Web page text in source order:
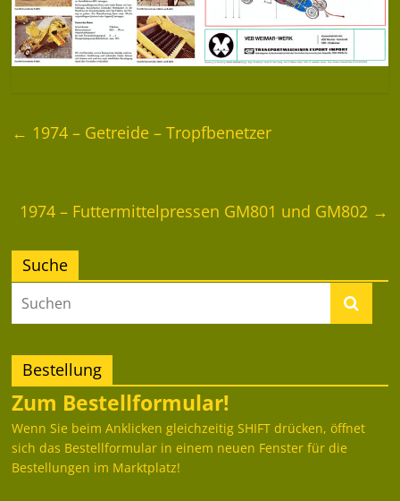
← 1974 – Getreide – Tropfbenetzer
1974 – Futtermittelpressen GM801 und GM802 →
Suche
Bestellung
Zum Bestellformular!
Wenn Sie beim Anklicken gleichzeitig SHIFT drücken, öffnet
sich das Bestellformular in einem neuen Fenster für die
Bestellungen im Marktplatz!